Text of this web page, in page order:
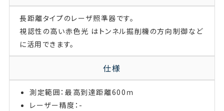
長距離タイプのレーザ照準器です。
視認性の高い赤色光 はトンネル掘削機の方向制御など
に活用できます。
仕様
測定範囲：最高到達距離600ｍ
レーザー精度：-